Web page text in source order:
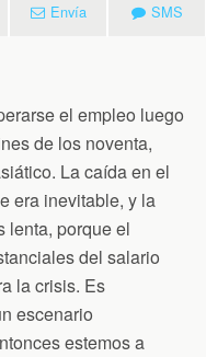
Envía SMS
el empleo luego
de los noventa,
La caída en el
era inevitable, y la
lenta, porque el
del salario
la crisis. Es
escenario
estemos a